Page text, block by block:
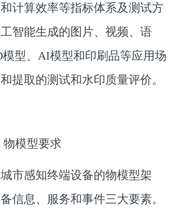
计算效率等指标体系及测试方
智能生成的图片、视频、语
型、AI模型和印刷品等应用场
提取的测试和水印质量评价。
模型要求
市感知终端设备的物模型架
信息、服务和事件三大要素。